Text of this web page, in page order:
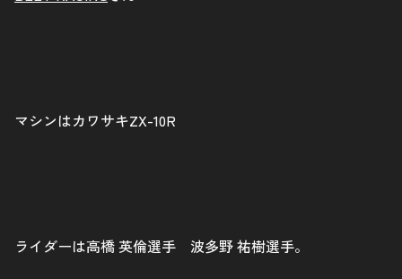
マシンはカワサキZX-10R
ライダーは高橋 英倫選手 波多野 祐樹選手。